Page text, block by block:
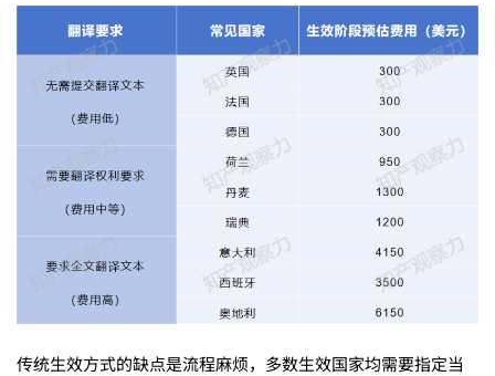
别
什
么？
传统生效方式的缺点是流程麻烦，多数生效国家均需要指定当